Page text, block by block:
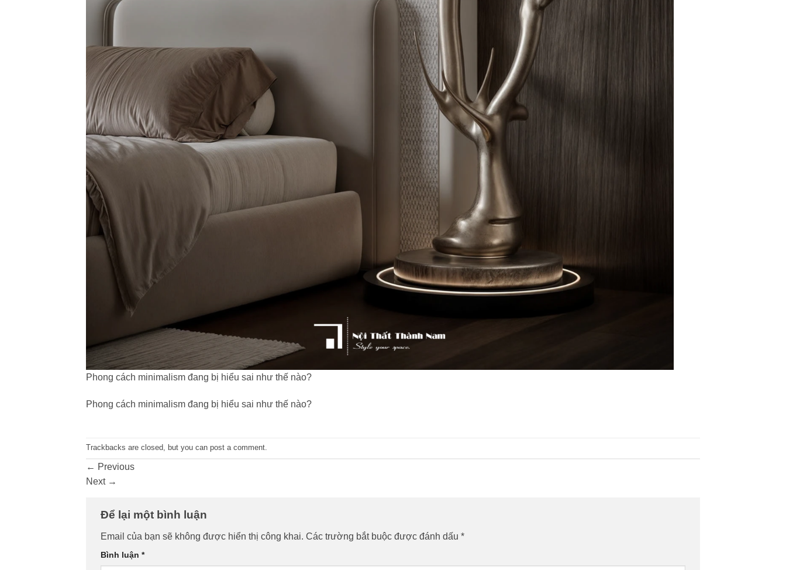
Phong cách minimalism đang bị hiểu sai như thế nào?
Phong cách minimalism đang bị hiểu sai như thế nào?
Trackbacks are closed, but you can post a comment.
← Previous
Next →
Để lại một bình luận
Email của bạn sẽ không được hiển thị công khai. Các trường bắt buộc được đánh dấu *
Bình luận *